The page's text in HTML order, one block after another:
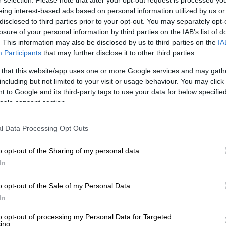
interest-based ads based on personal information utilized by us
to third parties prior to your opt-out. You may separately
of your personal information by third parties on the IAB’s list of
This information may also be disclosed by us to third parties on the
Participants that may further disclose it to other third parties.
that this website/app uses one or more Google services and may
but not limited to your visit or usage behaviour. You may
to Google and its third-party tags to use your data for below
consent section.
Data Processing Opt Outs
opt-out of the Sharing of my personal data.
opt-out of the Sale of my Personal Data.
opt-out of processing my Personal Data for Targeted
3 με 5 και στο Αιγαίο τοπικά 6
και θα φτάσει στις περισσότερες
στα ηπειρωτικά τους 33 με 34
με τοπικές βροχές ή όμβρους και
Βελτίωση του καιρού
Μακεδονία και τη Θράκη βορείων
τους 33 βαθμούς Κελσίου. Στη δυτική
ΔΥΤΙΚΗ ΠΕΛΟΠΟΝΝΗΣΟΣ